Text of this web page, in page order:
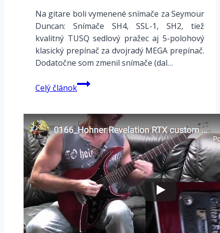
Na gitare boli vymenené snímače za Seymour
Duncan: Snímače SH4, SSL-1, SH2, tiež
kvalitný TUSQ sedlový pražec aj 5-polohový
klasický prepínač za dvojradý MEGA prepínač.
Dodatočne som zmenil snímače (dal…
Celý článokMichael
Kelly
Telecaster
custom